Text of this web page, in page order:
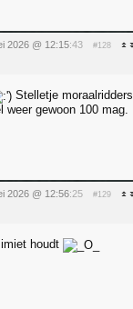
2026 @ 12:15:43 #128
Stelletje moraalridders
weer gewoon 100 mag.
2026 @ 12:56:25 #129
houdt